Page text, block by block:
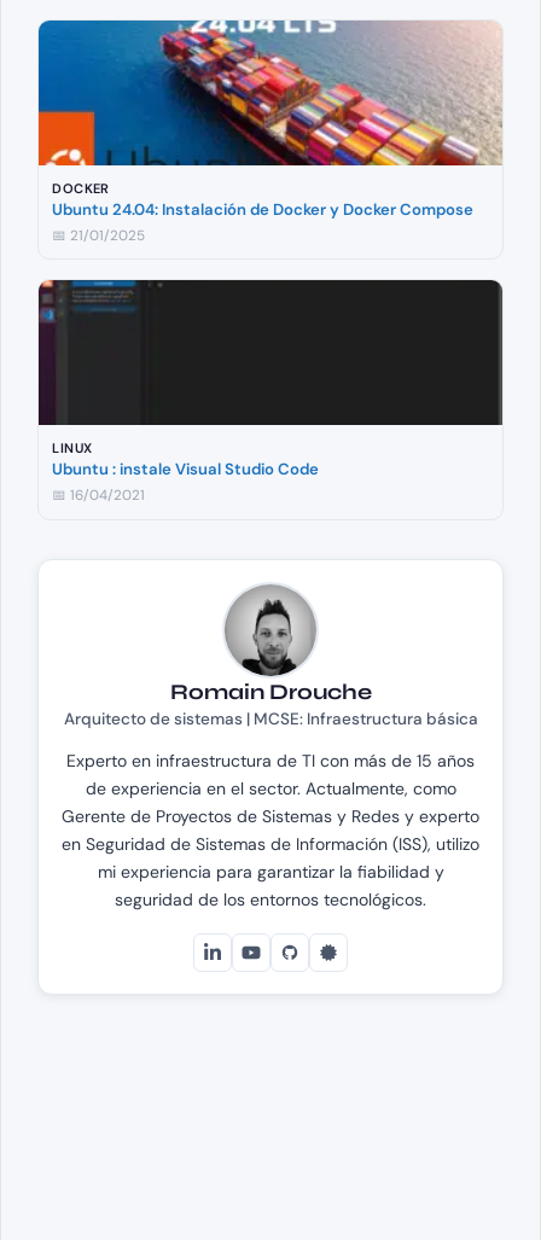
DOCKER
Ubuntu 24.04: Instalación de Docker y Docker Compose
📅 21/01/2025
LINUX
Ubuntu : instale Visual Studio Code
📅 16/04/2021
Romain Drouche
Arquitecto de sistemas | MCSE: Infraestructura básica
Experto en infraestructura de TI con más de 15 años
de experiencia en el sector. Actualmente, como
Gerente de Proyectos de Sistemas y Redes y experto
en Seguridad de Sistemas de Información (ISS), utilizo
mi experiencia para garantizar la fiabilidad y
seguridad de los entornos tecnológicos.